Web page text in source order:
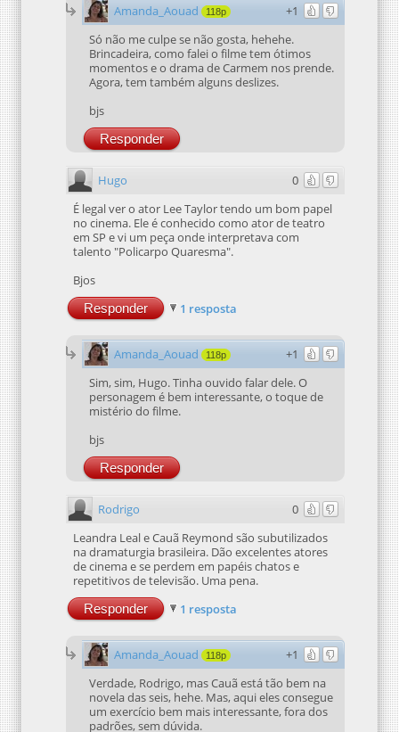
+1
Amanda_Aouad 118p
Só não me culpe se não gosta, hehehe.
Brincadeira, como falei o filme tem ótimos
momentos e o drama de Carmem nos prende.
Agora, tem também alguns deslizes.
bjs
Responder
0
Hugo
É legal ver o ator Lee Taylor tendo um bom papel
no cinema. Ele é conhecido como ator de teatro
em SP e vi um peça onde interpretava com
talento "Policarpo Quaresma".
Bjos
Responder 1 resposta
+1
Amanda_Aouad 118p
Sim, sim, Hugo. Tinha ouvido falar dele. O
personagem é bem interessante, o toque de
mistério do filme.
bjs
Responder
0
Rodrigo
Leandra Leal e Cauã Reymond são subutilizados
na dramaturgia brasileira. Dão excelentes atores
de cinema e se perdem em papéis chatos e
repetitivos de televisão. Uma pena.
Responder 1 resposta
+1
Amanda_Aouad 118p
Verdade, Rodrigo, mas Cauã está tão bem na
novela das seis, hehe. Mas, aqui eles consegue
um exercício bem mais interessante, fora dos
padrões, sem dúvida.